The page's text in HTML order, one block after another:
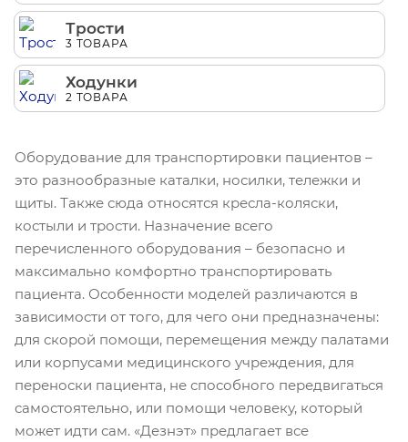
Трости
3 ТОВАРА
Ходунки
2 ТОВАРА
Оборудование для транспортировки пациентов –
это разнообразные каталки, носилки, тележки и
щиты. Также сюда относятся кресла-коляски,
костыли и трости. Назначение всего
перечисленного оборудования – безопасно и
максимально комфортно транспортировать
пациента. Особенности моделей различаются в
зависимости от того, для чего они предназначены:
для скорой помощи, перемещения между палатами
или корпусами медицинского учреждения, для
переноски пациента, не способного передвигаться
самостоятельно, или помощи человеку, который
может идти сам. «Дезнэт» предлагает все